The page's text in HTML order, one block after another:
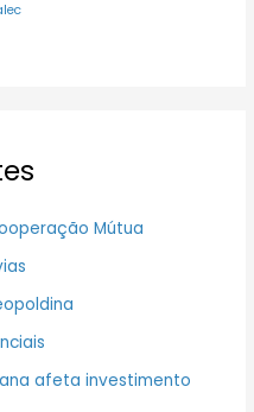
Mútua
afeta investimento